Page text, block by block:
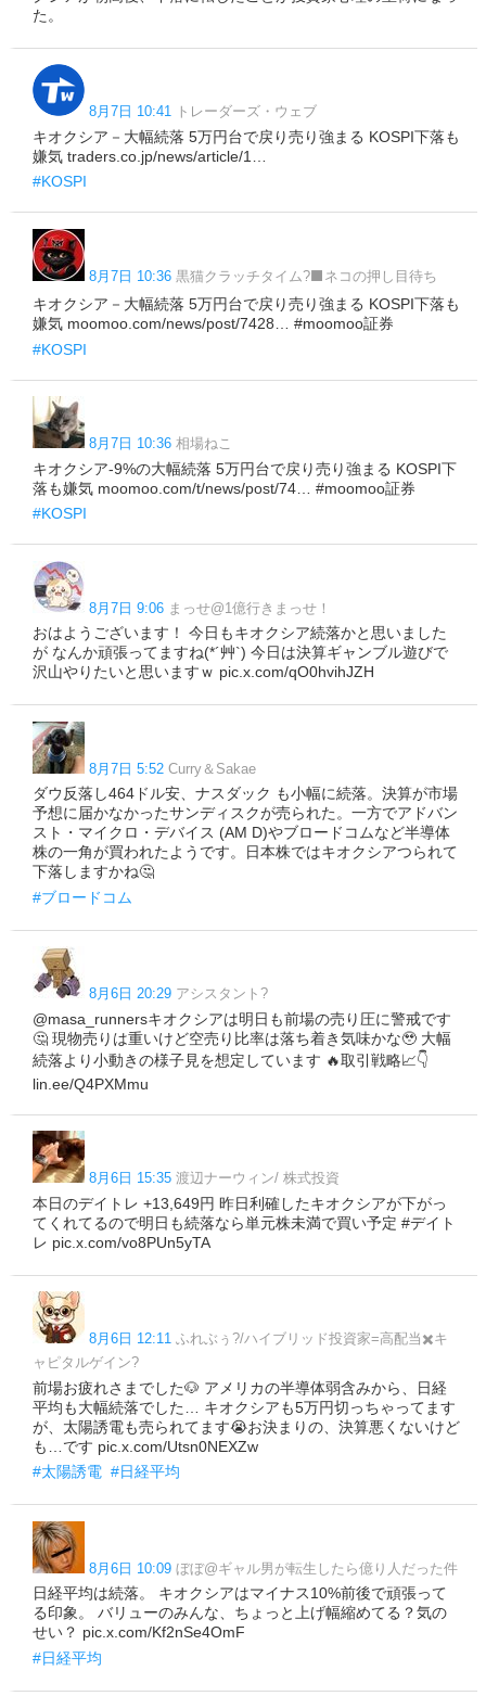
た。
8月7日 10:41 トレーダーズ・ウェブ
キオクシア－大幅続落 5万円台で戻り売り強まる KOSPI下落も
嫌気 traders.co.jp/news/article/1…
#KOSPI
8月7日 10:36 黒猫クラッチタイム‍?‍⬛ネコの押し目待ち
キオクシア－大幅続落 5万円台で戻り売り強まる KOSPI下落も
嫌気 moomoo.com/news/post/7428… #moomoo証券
#KOSPI
8月7日 10:36 相場ねこ
キオクシア-9%の大幅続落 5万円台で戻り売り強まる KOSPI下
落も嫌気 moomoo.com/t/news/post/74… #moomoo証券
#KOSPI
8月7日 9:06 まっせ@1億行きまっせ！
おはようございます！ 今日もキオクシア続落かと思いました
が なんか頑張ってますね(*´艸`) 今日は決算ギャンブル遊びで
沢山やりたいと思いますｗ pic.x.com/qO0hvihJZH
8月7日 5:52 Curry＆Sakae
ダウ反落し464ドル安、ナスダック も小幅に続落。決算が市場
予想に届かなかったサンディスクが売られた。一方でアドバン
スト・マイクロ・デバイス (AM D)やブロードコムなど半導体
株の一角が買われたようです。日本株ではキオクシアつられて
下落しますかね🤔
#ブロードコム
8月6日 20:29 アシスタント?
@masa_runnersキオクシアは明日も前場の売り圧に警戒です
🤔 現物売りは重いけど空売り比率は落ち着き気味かな🥹 大幅
続落より小動きの様子見を想定しています 🔥取引戦略📈👇
lin.ee/Q4PXMmu
8月6日 15:35 渡辺ナーウィン/ 株式投資
本日のデイトレ +13,649円 昨日利確したキオクシアが下がっ
てくれてるので明日も続落なら単元株未満で買い予定 #デイト
レ pic.x.com/vo8PUn5yTA
8月6日 12:11 ふれぶぅ?/ハイブリッド投資家=高配当✖️キ
ャピタルゲイン?
前場お疲れさまでした🐶 アメリカの半導体弱含みから、日経
平均も大幅続落でした… キオクシアも5万円切っちゃってます
が、太陽誘電も売られてます😭お決まりの、決算悪くないけど
も…です pic.x.com/Utsn0NEXZw
#太陽誘電 #日経平均
8月6日 10:09 ぼぼ@ギャル男が転生したら億り人だった件
日経平均は続落。 キオクシアはマイナス10%前後で頑張って
る印象。 バリューのみんな、ちょっと上げ幅縮めてる？気の
せい？ pic.x.com/Kf2nSe4OmF
#日経平均